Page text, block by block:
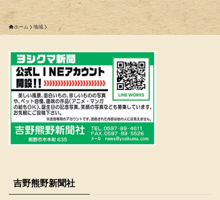
ホーム 地域
吉野熊野新聞社